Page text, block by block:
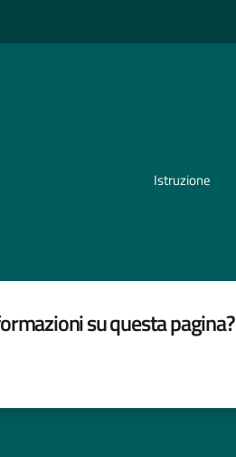
Istruzione
su questa pagina?